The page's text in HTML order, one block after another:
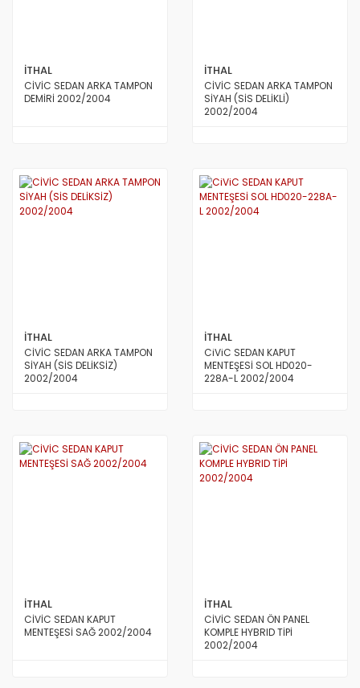
İTHAL
CİVİC SEDAN ARKA TAMPON
DEMİRİ 2002/2004
İTHAL
CİVİC SEDAN ARKA TAMPON
SİYAH (SİS DELİKLİ)
2002/2004
İTHAL
CİVİC SEDAN ARKA TAMPON
SİYAH (SİS DELİKSİZ)
2002/2004
İTHAL
CiViC SEDAN KAPUT
MENTEŞESİ SOL HD020-
228A-L 2002/2004
İTHAL
CİVİC SEDAN KAPUT
MENTEŞESİ SAĞ 2002/2004
İTHAL
CİVİC SEDAN ÖN PANEL
KOMPLE HYBRID TİPİ
2002/2004